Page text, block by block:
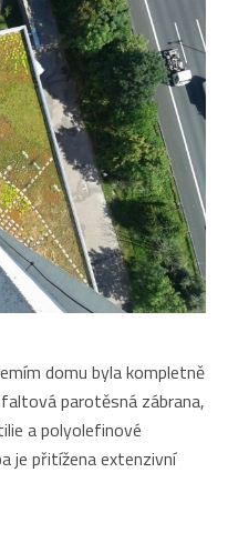
domu byla kompletně
parotěsná zábrana,
a polyolefinové
je přitížena extenzivní